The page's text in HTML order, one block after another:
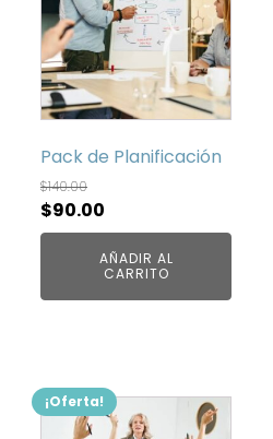
Pack de Planificación
$140.00
El
precio
original
era:
$90.00
precio
actual
AÑADIR AL
CARRITO
¡Oferta!